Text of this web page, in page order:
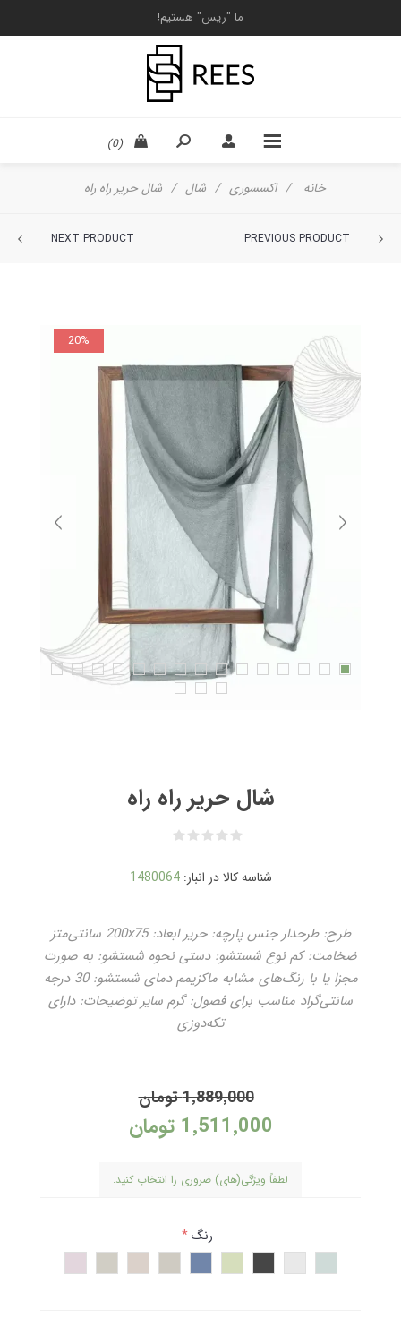
ما "ریس" هستیم!
(0)
خانه / اکسسوری / شال / شال حریر راه راه
PREVIOUS PRODUCT
NEXT PRODUCT
20%
شال حریر راه راه
شناسه کالا در انبار: 1480064
طرح: طرحدار جنس پارچه: حریر ابعاد: 200x75 سانتی‌متز
ضخامت: کم نوع شستشو: دستی نحوه شستشو: به صورت
مجزا یا با رنگ‌های مشابه ماکزیمم دمای شستشو: 30 درجه
سانتی‌گراد مناسب برای فصول: گرم سایر توضیحات: دارای
تکه‌دوزی
1٬889٬000 تومان
1٬511٬000 تومان
لطفاً ویژگی(های) ضروری را انتخاب کنید.
رنگ*